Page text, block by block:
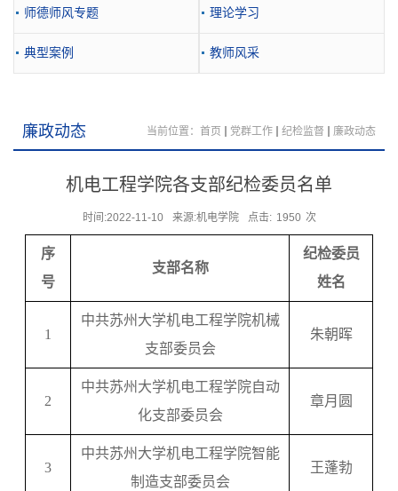
师德师风专题 理论学习
典型案例 教师风采
廉政动态 当前位置： 首页 党群工作 纪检监督 廉政动态
机电工程学院各支部纪检委员名单
时间:2022-11-10 来源:机电学院 点击: 1950 次
序
号
支部名称
纪检委员
姓名
1
中共苏州大学机电工程学院机械
支部委员会
朱朝晖
2
中共苏州大学机电工程学院自动
化支部委员会
章月圆
3
中共苏州大学机电工程学院智能
制造支部委员会
王蓬勃